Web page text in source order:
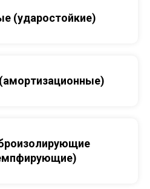
(ударостойкие)